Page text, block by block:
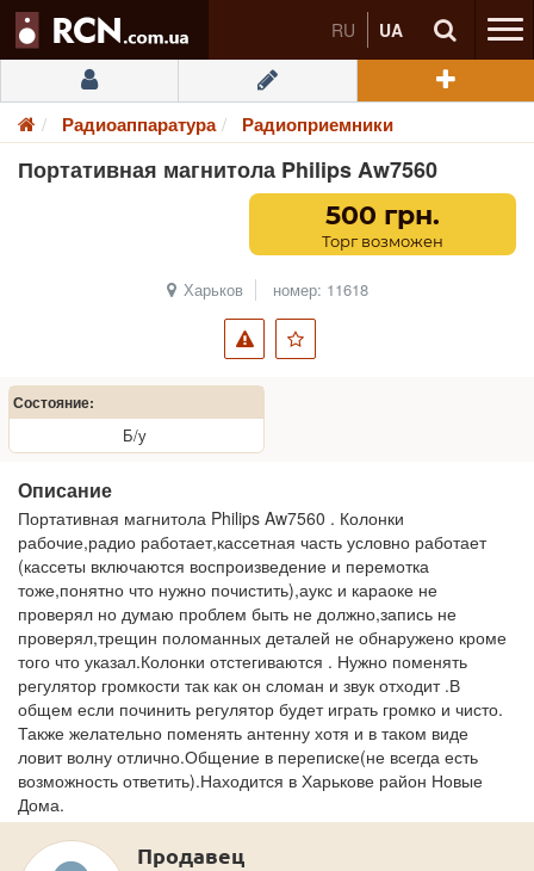
RU UA
Радиоаппаратура Радиоприемники
Портативная магнитола Philips Aw7560
500 грн.
Торг возможен
Харьков номер: 11618
Состояние:
Б/у
Описание
Портативная магнитола Philips Aw7560 . Колонки
рабочие,радио работает,кассетная часть условно работает
(кассеты включаются воспроизведение и перемотка
тоже,понятно что нужно почистить),аукс и караоке не
проверял но думаю проблем быть не должно,запись не
проверял,трещин поломанных деталей не обнаружено кроме
того что указал.Колонки отстегиваются . Нужно поменять
регулятор громкости так как он сломан и звук отходит .В
общем если починить регулятор будет играть громко и чисто.
Также желательно поменять антенну хотя и в таком виде
ловит волну отлично.Общение в переписке(не всегда есть
возможность ответить).Находится в Харькове район Новые
Дома.
Продавец